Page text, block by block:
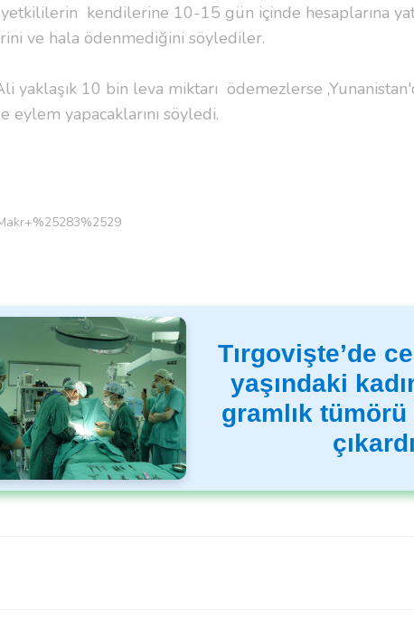
kendilerine 10-15 gün içinde hesaplarına
ve hala ödenmediğini söylediler.
yaklaşık 10 bin leva miktarı ödemezlerse
eylem yapacaklarını söyledi.
Tırgovişte’de
yaşındaki
gramlık tümörü
çıkardı